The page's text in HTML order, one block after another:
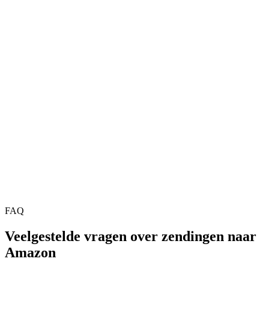
FAQ
Veelgestelde vragen over zendingen naar
Amazon